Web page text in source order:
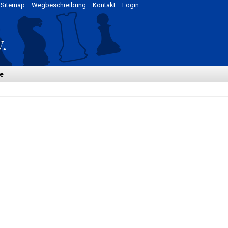
Login
Kontakt
Wegbeschreibung
Sitemap